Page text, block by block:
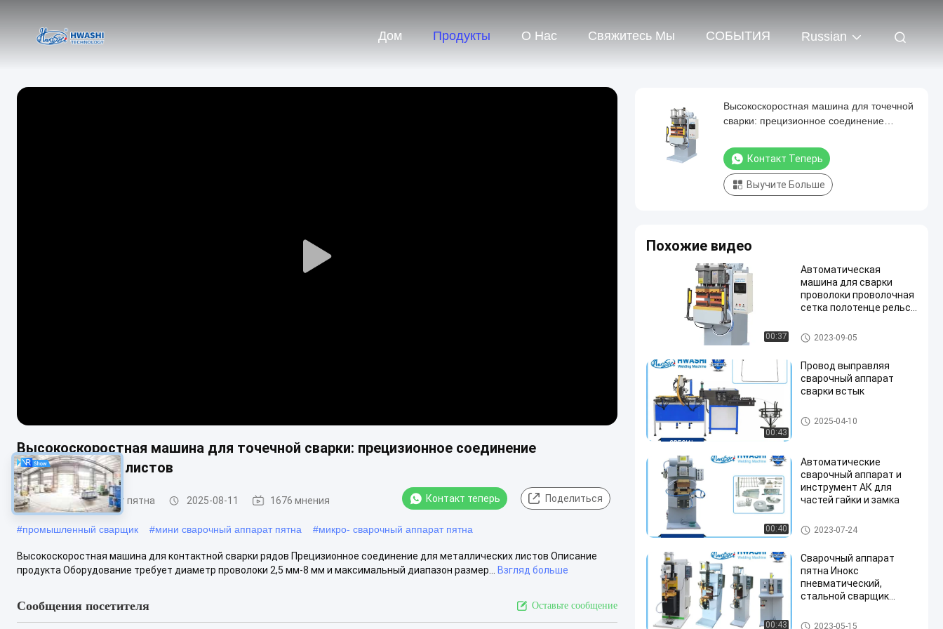
Дом Продукты О Нас Свяжитесь Мы СОБЫТИЯ Russian
Play
Высокоскоростная машина для точечной сварки: прецизионное соединение
металлических листов
Сварочный аппарат пятна 2025-08-11 1676 мнения Контакт теперь Поделиться
#промышленный сварщик #мини сварочный аппарат пятна #микро- сварочный аппарат пятна
Высокоскоростная машина для контактной сварки рядов Прецизионное соединение для металлических листов Описание
продукта Оборудование требует диаметр проволоки 2,5 мм-8 мм и максимальный диапазон размер...
Взгляд больше
Сообщения посетителя Оставьте сообщение
Высокоскоростная машина для точечной
сварки: прецизионное соединение
Контакт Теперь
Выучите Больше
Похожие видео
00:37
Автоматическая
машина для сварки
проволоки проволочная
сетка полотенце рельс
Сварочный аппарат для про
волочной сетки
2023-09-05
00:43
Провод выправляя
сварочный аппарат
сварки встык
сварочный аппарат сварки в
стык
2025-04-10
00:40
Автоматические
сварочный аппарат и
инструмент АК для
частей гайки и замка
Пневматический сварочный
аппарат пятна
2023-07-24
00:43
Сварочный аппарат
пятна Инокс
пневматический,
стальной сварщик
Пневматический сварочный
2023-05-15